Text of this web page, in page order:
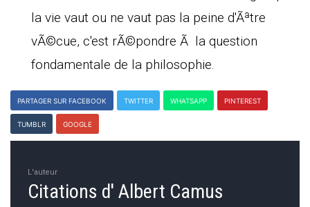
la vie vaut ou ne vaut pas la peine d'Ãªtre
vÃ©cue, c'est rÃ©pondre Ã la question
fondamentale de la philosophie.
PARTAGER SUR FACEBOOK TWITTER WHATSAPP PINTEREST
TUMBLR GOOGLE
L'auteur
Citations d' Albert Camus